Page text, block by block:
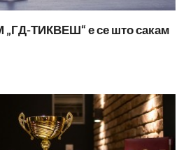
„ГД-ТИКВЕШ“ е се што сакам